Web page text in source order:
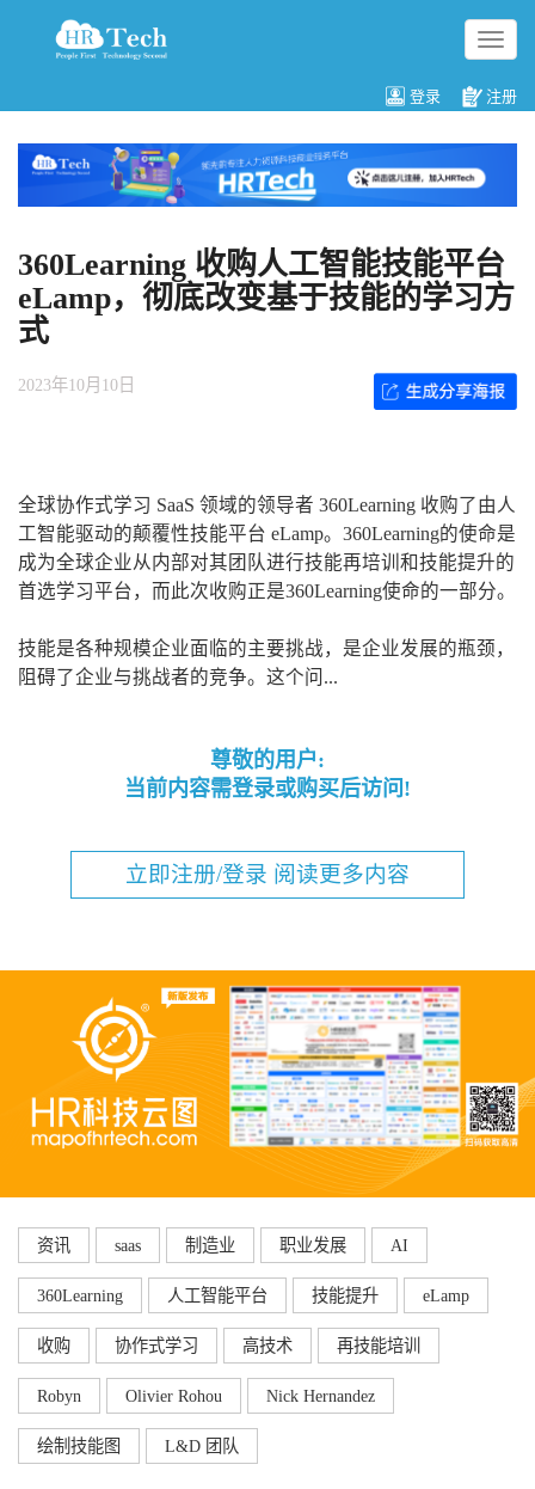
切
换
航
登录 注册
360Learning 收购人工智能技能平台
eLamp，彻底改变基于技能的学习方
式
2023年10月10日
全球协作式学习 SaaS 领域的领导者 360Learning 收购了由人
工智能驱动的颠覆性技能平台 eLamp。360Learning的使命是
成为全球企业从内部对其团队进行技能再培训和技能提升的
首选学习平台，而此次收购正是360Learning使命的一部分。
技能是各种规模企业面临的主要挑战，是企业发展的瓶颈，
阻碍了企业与挑战者的竞争。这个问...
尊敬的用户:
当前内容需登录或购买后访问!
立即注册/登录 阅读更多内容
资讯 saas 制造业 职业发展 AI
360Learning 人工智能平台 技能提升 eLamp
收购 协作式学习 高技术 再技能培训
Robyn Olivier Rohou Nick Hernandez
绘制技能图 L&D 团队